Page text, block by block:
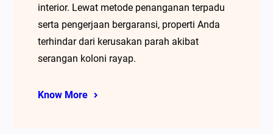
interior. Lewat metode penanganan terpadu
serta pengerjaan bergaransi, properti Anda
terhindar dari kerusakan parah akibat
serangan koloni rayap.
Know More